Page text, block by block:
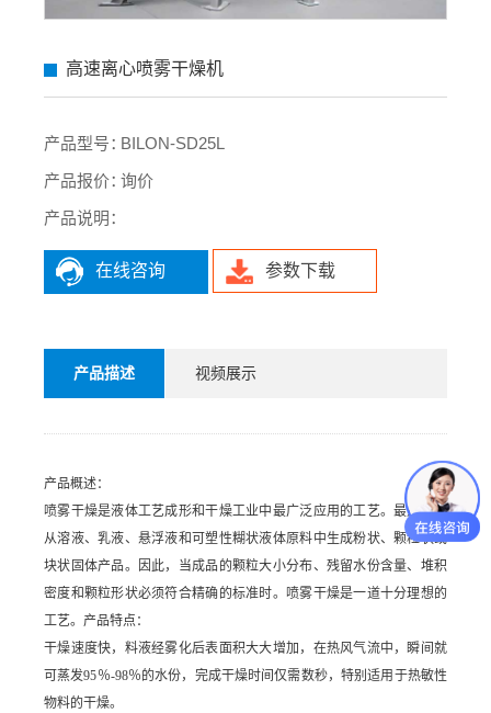
高速离心喷雾干燥机
产品型号：BILON-SD25L
产品报价：询价
产品说明：
在线咨询 参数下载
产品描述 视频展示
产品概述：
喷雾干燥是液体工艺成形和干燥工业中最广泛应用的工艺。最适用于
从溶液、乳液、悬浮液和可塑性糊状液体原料中生成粉状、颗粒状或
块状固体产品。因此，当成品的颗粒大小分布、残留水份含量、堆积
密度和颗粒形状必须符合精确的标准时。喷雾干燥是一道十分理想的
工艺。产品特点：
干燥速度快，料液经雾化后表面积大大增加，在热风气流中，瞬间就
可蒸发95％-98％的水份，完成干燥时间仅需数秒，特别适用于热敏性
物料的干燥。